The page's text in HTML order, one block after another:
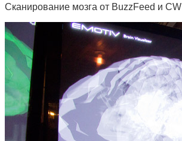
Сканирование мозга от BuzzFeed и CW